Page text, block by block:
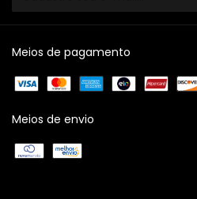
Meios de pagamento
Meios de envio